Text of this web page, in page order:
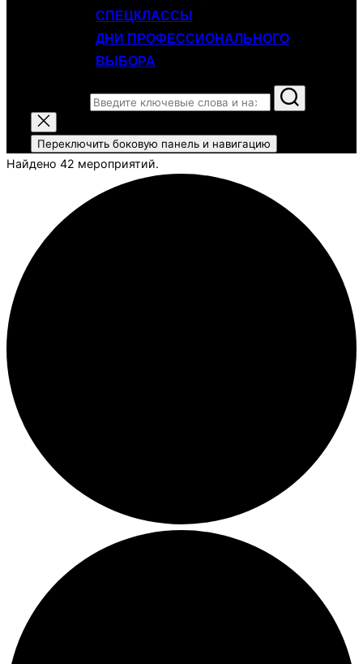
СПЕЦКЛАССЫ
ДНИ ПРОФЕССИОНАЛЬНОГО
ВЫБОРА
Переключить боковую панель и навигацию
Найдено 42 мероприятий.